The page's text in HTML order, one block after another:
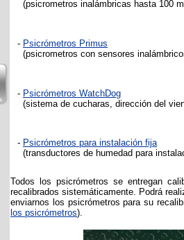
(psicrometros inalámbricas hasta 100
- Psicrómetros Primus
(psicrometros con sensores
- Psicrómetros WatchDog
(sistema de cucharas, dirección del
- Psicrómetros para instalación fija
(transductores de humedad para
Todos los psicrómetros se entregan
recalibrados sistemáticamente. Podrá
enviarnos los psicrómetros para su
los psicrómetros).